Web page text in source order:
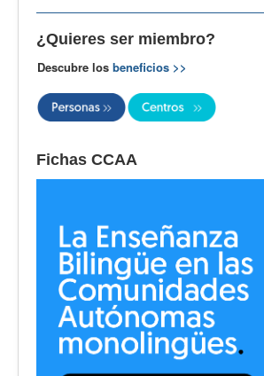
CIEB
Contacto
¿Quieres ser miembro?
Descubre los beneficios >>
Fichas CCAA